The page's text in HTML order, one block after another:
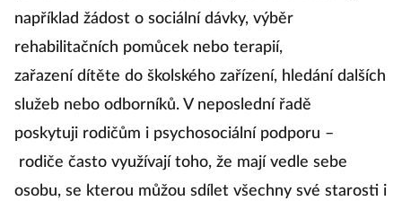
například žádost o sociální dávky, výběr
rehabilitačních pomůcek nebo terapií,
zařazení dítěte do školského zařízení, hledání dalších
služeb nebo odborníků. V neposlední řadě
poskytuji rodičům i psychosociální podporu –
rodiče často využívají toho, že mají vedle sebe
osobu, se kterou můžou sdílet všechny své starosti i